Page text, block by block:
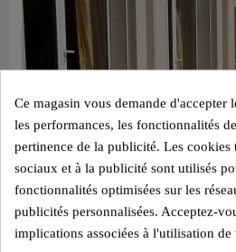
Ce magasin vous demande d'accepter
les performances, les fonctionnalités
pertinence de la publicité. Les cookies
sociaux et à la publicité sont utilisés
fonctionnalités optimisées sur les
publicités personnalisées. Acceptez-
implications associées à l'utilisation de